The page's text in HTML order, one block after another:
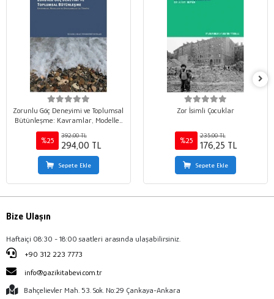
Zorunlu Göç Deneyimi ve Toplumsal
Bütünleşme: Kavramlar, Modeller
ve Uygulamalar ile Türkiye
%25
392,00 TL
294,00 TL
Sepete Ekle
Zor İsimli Çocuklar
%25
235,00 TL
176,25 TL
Sepete Ekle
Bize Ulaşın
Haftaiçi 08:30 - 18:00 saatleri arasında ulaşabilirsiniz.
+90 312 223 7773
info@gazikitabevi.com.tr
Bahçelievler Mah. 53. Sok. No:29 Çankaya-Ankara